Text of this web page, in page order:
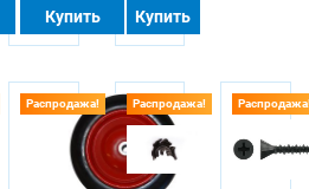
Купить Купить
Распродажа! Распродажа!